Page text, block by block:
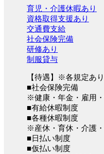
育児・介護休暇あり
資格取得支援あり
交通費支給
社会保険完備
研修あり
制服貸与
【待遇】※各規定あり
■社会保険完備
※健康・年金・雇用
■有給休暇制度
■各種休暇制度
※産休・育休・介護
■日払い制度
■仮払い制度